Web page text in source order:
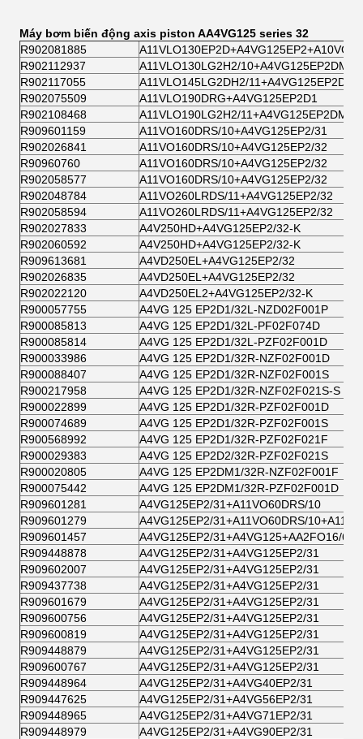
Máy bơm biến động axis piston AA4VG125 series 32
R902081885
R902112937
A11VLO130LG2H2/10+A4VG125EP2DM1/
R902117055
A11VLO145LG2DH2/
R902075509
A11VLO190DRG+A4VG125EP2D1
R902108468
A11VLO190LG2H2/11+A4VG125EP2DM1/
R909601159
A11VO160DRS/10+A4VG125EP2/31
R902026841
A11VO160DRS/10+A4VG125EP2/32
R90960760
A11VO160DRS/10+A4VG125EP2/32
R902058577
A11VO160DRS/10+A4VG125EP2/32
R902048784
A11VO260LRDS/11+A4VG125EP2/32
R902058594
A11VO260LRDS/11+A4VG125EP2/32
R902027833
A4V250HD+A4VG125EP2/32-K
R902060592
A4V250HD+A4VG125EP2/32-K
R909613681
A4VD250EL+A4VG125EP2/32
R902026835
A4VD250EL+A4VG125EP2/32
R902022120
A4VD250EL2+A4VG125EP2/32-K
R900057755
A4VG 125 EP2D1/32L-NZD02F001P
R900085813
A4VG 125 EP2D1/32L-PF02F074D
R900085814
A4VG 125 EP2D1/32L-PZF02F001D
R900033986
A4VG 125 EP2D1/32R-NZF02F001D
R900088407
A4VG 125 EP2D1/32R-NZF02F001S
R900217958
A4VG 125 EP2D1/32R-NZF02F021S-S
R900022899
A4VG 125 EP2D1/32R-PZF02F001D
R900074689
A4VG 125 EP2D1/32R-PZF02F001S
R900568992
A4VG 125 EP2D1/32R-PZF02F021F
R900029383
A4VG 125 EP2D2/32R-PZF02F021S
R900020805
A4VG 125 EP2DM1/32R-NZF02F001F
R900075442
A4VG 125 EP2DM1/32R-PZF02F001D
R909601281
A4VG125EP2/31+A11VO60DRS/10
R909601279
A4VG125EP2/31+A11VO60DRS/
R909601457
A4VG125EP2/31+A4VG125+AA2FO16/61
R909448878
A4VG125EP2/31+A4VG125EP2/31
R909602007
A4VG125EP2/31+A4VG125EP2/31
R909437738
A4VG125EP2/31+A4VG125EP2/31
R909601679
A4VG125EP2/31+A4VG125EP2/31
R909600756
A4VG125EP2/31+A4VG125EP2/31
R909600819
A4VG125EP2/31+A4VG125EP2/31
R909448879
A4VG125EP2/31+A4VG125EP2/31
R909600767
A4VG125EP2/31+A4VG125EP2/31
R909448964
A4VG125EP2/31+A4VG40EP2/31
R909447625
A4VG125EP2/31+A4VG56EP2/31
R909448965
A4VG125EP2/31+A4VG71EP2/31
R909448979
A4VG125EP2/31+A4VG90EP2/31